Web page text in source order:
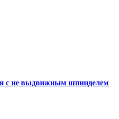
с не выдвижным шпинделем